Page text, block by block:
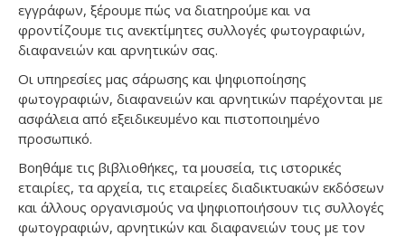
εγγράφων, ξέρουμε πώς να διατηρούμε και να
φροντίζουμε τις ανεκτίμητες συλλογές φωτογραφιών,
διαφανειών και αρνητικών σας.
Οι υπηρεσίες μας σάρωσης και ψηφιοποίησης
φωτογραφιών, διαφανειών και αρνητικών παρέχονται με
ασφάλεια από εξειδικευμένο και πιστοποιημένο
προσωπικό.
Βοηθάμε τις βιβλιοθήκες, τα μουσεία, τις ιστορικές
εταιρίες, τα αρχεία, τις εταιρείες διαδικτυακών εκδόσεων
και άλλους οργανισμούς να ψηφιοποιήσουν τις συλλογές
φωτογραφιών, αρνητικών και διαφανειών τους με τον